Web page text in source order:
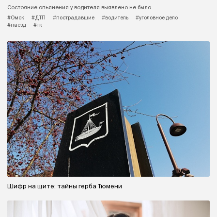
Состояние опьянения у водителя выявлено не было.
#Омск
#ДТП #пострадавшие #водитель
#уголовное дело
#наезд
#тк
Шифр на щите: тайны герба Тюмени